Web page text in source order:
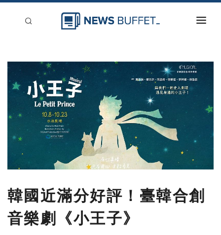
新聞稿分類
登入
刊登
韓國近滿分好評！臺韓合創
音樂劇《小王子》